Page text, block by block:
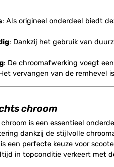
: Als origineel onderdeel biedt
: Dankzij het gebruik van
: De chroomafwerking voegt
vervangen van de remhevel
chroom
is een essentieel
dankzij de stijlvolle
een perfecte keuze voor
in topconditie verkeert met